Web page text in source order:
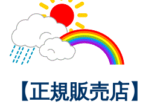
【正規販売店】